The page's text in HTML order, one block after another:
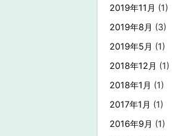
2019年11月 (1)
2019年8月 (3)
2019年5月 (1)
2018年12月 (1)
2018年1月 (1)
2017年1月 (1)
2016年9月 (1)